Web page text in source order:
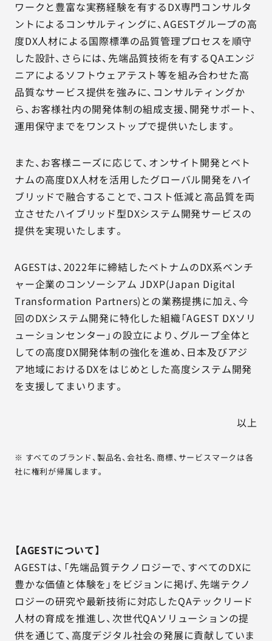
ワークと豊富な実務経験を有するDX専門コンサルタ
ントによるコンサルティングに、AGESTグループの高
度DX人材による国際標準の品質管理プロセスを順守
した設計、さらには、先端品質技術を有するQAエンジ
ニアによるソフトウェアテスト等を組み合わせた高
品質なサービス提供を強みに、コンサルティングか
ら、お客様社内の開発体制の組成支援、開発サポート、
運用保守までをワンストップで提供いたします。
また、お客様ニーズに応じて、オンサイト開発とベト
ナムの高度DX人材を活用したグローバル開発をハイ
ブリッドで融合することで、コスト低減と高品質を両
立させたハイブリッド型DXシステム開発サービスの
提供を実現いたします。
AGESTは、2022年に締結したベトナムのDX系ベンチ
ャー企業のコンソーシアム JDXP(Japan Digital
Transformation Partners)との業務提携に加え、今
回のDXシステム開発に特化した組織「AGEST DXソリ
ューションセンター」の設立により、グループ全体と
しての高度DX開発体制の強化を進め、日本及びアジ
ア地域におけるDXをはじめとした高度システム開発
を支援してまいります。
以上
※ すべてのブランド、製品名、会社名、商標、サービスマークは各
社に権利が帰属します。
【AGESTについて】
AGESTは、「先端品質テクノロジーで、すべてのDXに
豊かな価値と体験を」をビジョンに掲げ、先端テクノ
ロジーの研究や最新技術に対応したQAテックリード
人材の育成を推進し、次世代QAソリューションの提
供を通じて、高度デジタル社会の発展に貢献していま